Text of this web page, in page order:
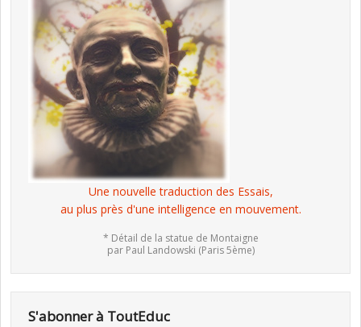
Une nouvelle traduction des Essais,
au plus près d'une intelligence en mouvement.
* Détail de la statue de Montaigne
par Paul Landowski (Paris 5ème)
S'abonner à ToutEduc